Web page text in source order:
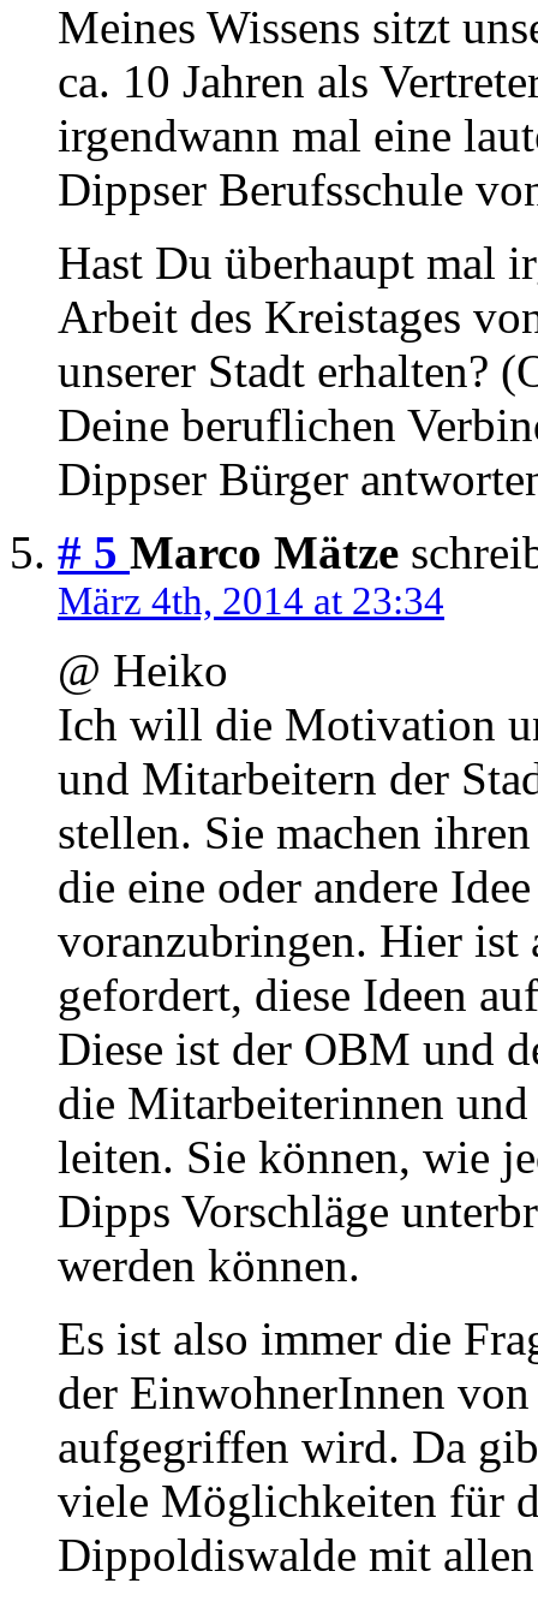
Meines Wissens sitzt
ca. 10 Jahren als
irgendwann mal eine
Dippser Berufsschule
Hast Du überhaupt mal
Arbeit des Kreistages
unserer Stadt erhalten?
Deine beruflichen
Dippser Bürger
# 5 Marco Mätze
März 4th, 2014 at 23:34
@ Heiko
Ich will die Motivation
und Mitarbeitern der
stellen. Sie machen
die eine oder andere
voranzubringen. Hier ist
gefordert, diese Ideen
Diese ist der OBM und
die Mitarbeiterinnen
leiten. Sie können, wie
Dipps Vorschläge
werden können.
Es ist also immer die
der EinwohnerInnen
aufgegriffen wird. Da
viele Möglichkeiten für
Dippoldiswalde mit